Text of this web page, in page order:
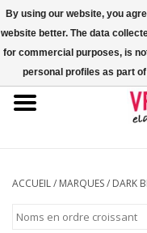
Accueil
Corde élastique
ACCUEIL/ MARQUES/ DARK
By using our website, you
website better. The data
for commercial purposes, is
personal profiles as part